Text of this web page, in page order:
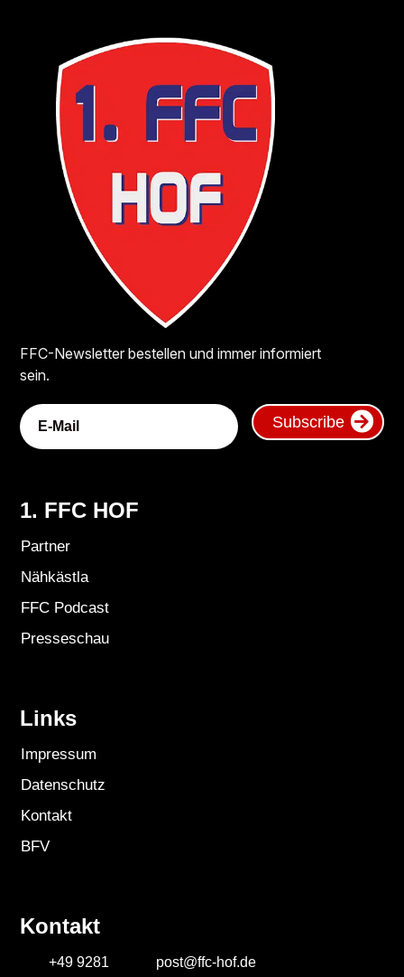
FFC-Newsletter bestellen und immer informiert
sein.
Subscribe
1. FFC HOF
Partner
Nähkästla
FFC Podcast
Presseschau
Links
Impressum
Datenschutz
Kontakt
BFV
Kontakt
+49 9281 post@ffc-hof.de